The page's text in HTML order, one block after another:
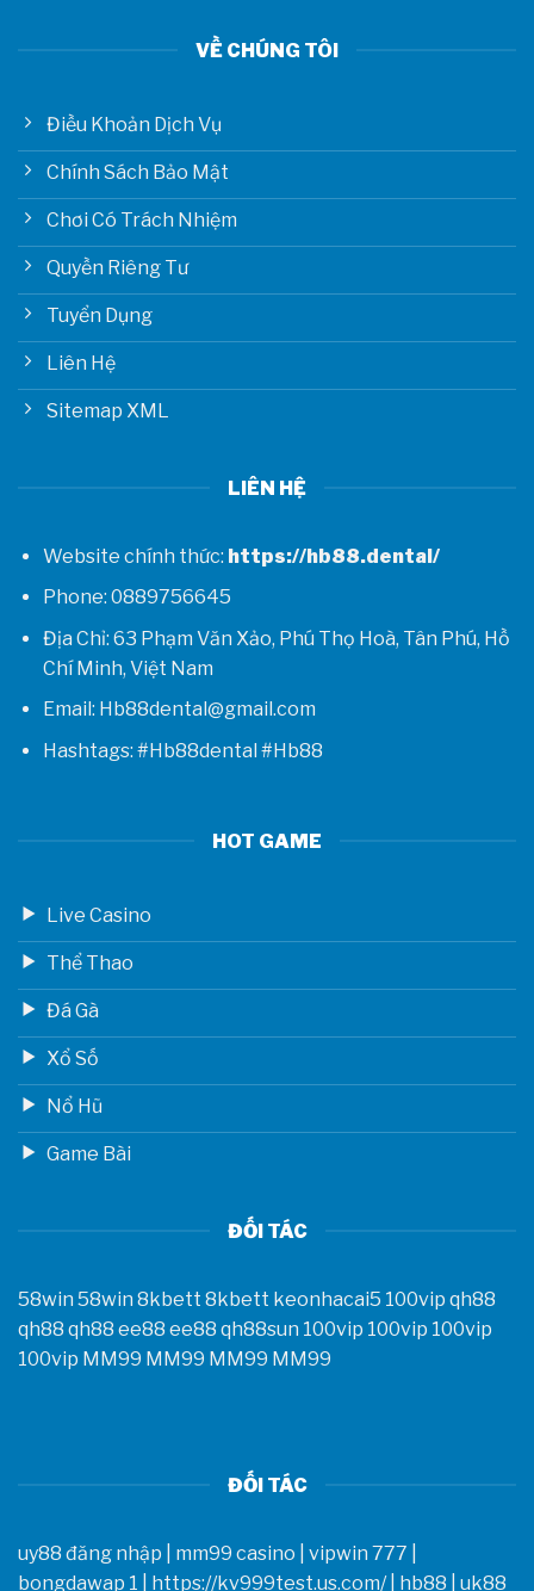
VỀ CHÚNG TÔI
Điều Khoản Dịch Vụ
Chính Sách Bảo Mật
Chơi Có Trách Nhiệm
Quyền Riêng Tư
Tuyển Dụng
Liên Hệ
Sitemap XML
LIÊN HỆ
Website chính thức: https://hb88.dental/
Phone: 0889756645
Địa Chỉ: 63 Phạm Văn Xảo, Phú Thọ Hoà, Tân Phú, Hồ
Chí Minh, Việt Nam
Email: Hb88dental@gmail.com
Hashtags: #Hb88dental #Hb88
HOT GAME
Live Casino
Thể Thao
Đá Gà
Xổ Số
Nổ Hũ
Game Bài
ĐỐI TÁC
58win 58win 8kbett 8kbett keonhacai5 100vip qh88
qh88 qh88 ee88 ee88 qh88sun 100vip 100vip 100vip
100vip MM99 MM99 MM99 MM99
ĐỐI TÁC
uy88 đăng nhập mm99 casino vipwin 777
bongdawap 1
https://kv999test.us.com/| hb88 uk88